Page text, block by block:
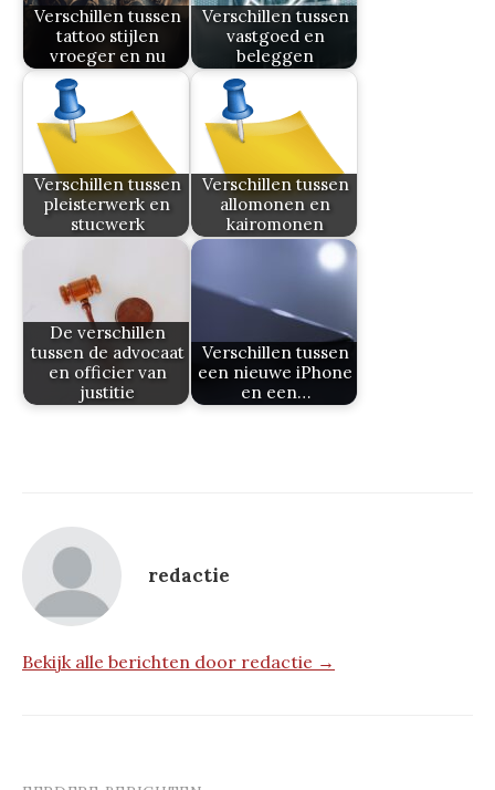
Verschillen tussen
tattoo stijlen
vroeger en nu
Verschillen tussen
vastgoed en
beleggen
Verschillen tussen
pleisterwerk en
stucwerk
Verschillen tussen
allomonen en
kairomonen
De verschillen
tussen de advocaat
en officier van
justitie
Verschillen tussen
een nieuwe iPhone
en een…
redactie
Bekijk alle berichten door redactie →